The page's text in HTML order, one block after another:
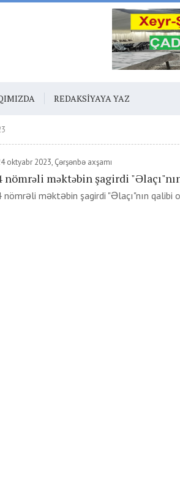
REDAKSIYAYA YAZ
oktyabr 2023, Çərşənbə axşamı
nömrəli məktəbin şagirdi
nömrəli məktəbin şagirdi "Əlaçı"nın qalibi